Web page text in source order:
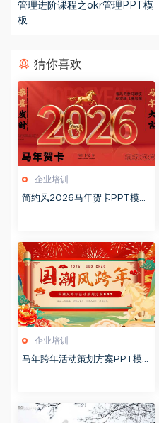
管理进阶课程之okr管理PPT模
板
猜你喜欢
企业培训
简约风2026马年贺卡PPT模板
企业培训
马年跨年活动策划方案PPT模